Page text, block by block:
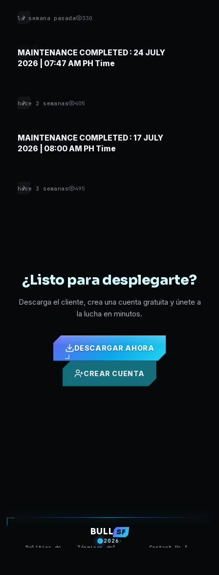
la semana pasada 330
04
MAINTENANCE COMPLETED : 24 JULY
2026 | 07:47 AM PH Time
hace 2 semanas 405
05
MAINTENANCE COMPLETED : 17 JULY
2026 | 08:00 AM PH Time
hace 3 semanas 495
¿Listo para desplegarte?
Descarga el cliente, crea una cuenta gratuita y únete a
la lucha en minutos.
DESCARGAR AHORA
CREAR CUENTA
BULL SF
2026 ▸
Política de
Términos del
Contact Us &